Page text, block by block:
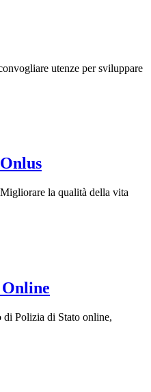
utenze per sviluppare
la qualità della vita
Polizia di Stato online,